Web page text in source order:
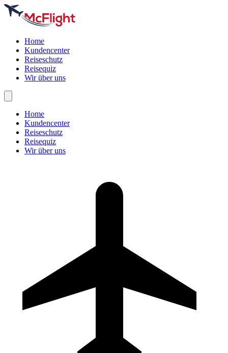
Home
Kundencenter
Reiseschutz
Reisequiz
Wir über uns
Home
Kundencenter
Reiseschutz
Reisequiz
Wir über uns